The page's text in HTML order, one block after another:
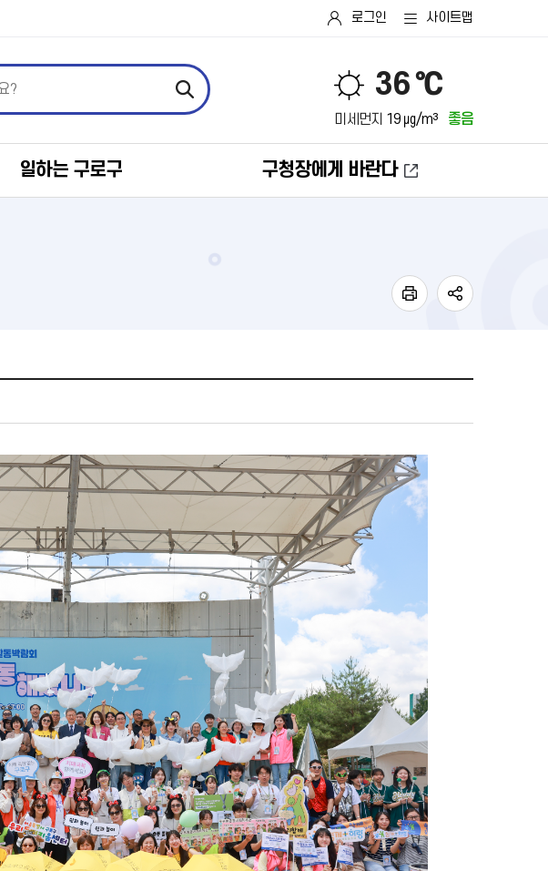
로그인 사이트맵
36 ℃
미세먼지 19 ㎍/m³ 좋음
일하는 구로구 구청장에게 바란다